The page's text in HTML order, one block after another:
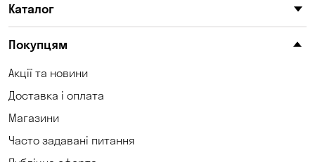
Каталог
Покупцям
Акції та новини
Доставка і оплата
Магазини
Часто задавані питання